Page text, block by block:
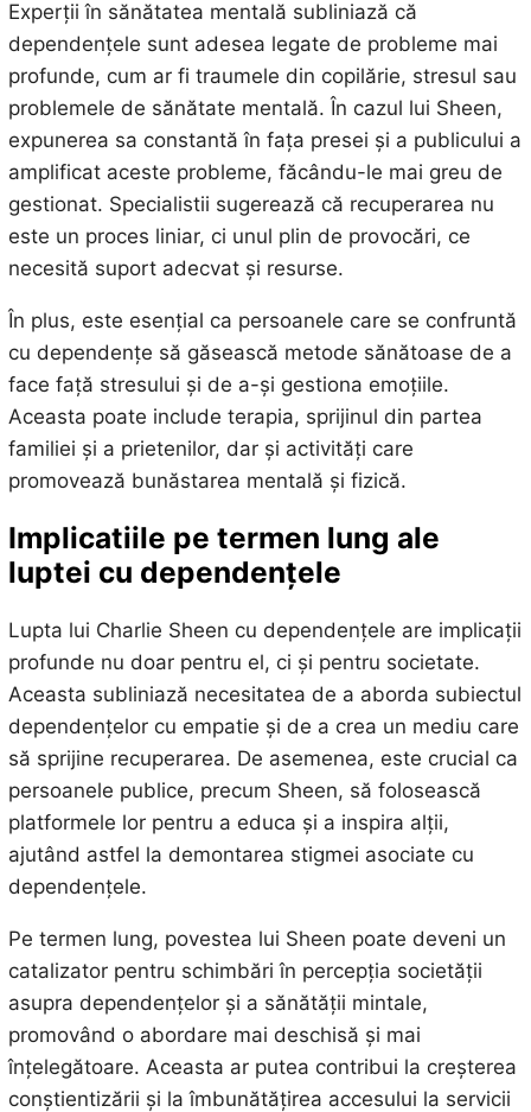
Experții în sănătatea mentală subliniază că
dependențele sunt adesea legate de probleme mai
profunde, cum ar fi traumele din copilărie, stresul sau
problemele de sănătate mentală. În cazul lui Sheen,
expunerea sa constantă în fața presei și a publicului a
amplificat aceste probleme, făcându-le mai greu de
gestionat. Specialistii sugerează că recuperarea nu
este un proces liniar, ci unul plin de provocări, ce
necesită suport adecvat și resurse.
În plus, este esențial ca persoanele care se confruntă
cu dependențe să găsească metode sănătoase de a
face față stresului și de a-și gestiona emoțiile.
Aceasta poate include terapia, sprijinul din partea
familiei și a prietenilor, dar și activități care
promovează bunăstarea mentală și fizică.
Implicatiile pe termen lung ale
luptei cu dependențele
Lupta lui Charlie Sheen cu dependențele are implicații
profunde nu doar pentru el, ci și pentru societate.
Aceasta subliniază necesitatea de a aborda subiectul
dependențelor cu empatie și de a crea un mediu care
să sprijine recuperarea. De asemenea, este crucial ca
persoanele publice, precum Sheen, să folosească
platformele lor pentru a educa și a inspira alții,
ajutând astfel la demontarea stigmei asociate cu
dependențele.
Pe termen lung, povestea lui Sheen poate deveni un
catalizator pentru schimbări în percepția societății
asupra dependențelor și a sănătății mintale,
promovând o abordare mai deschisă și mai
înțelegătoare. Aceasta ar putea contribui la creșterea
conștientizării și la îmbunătățirea accesului la servicii